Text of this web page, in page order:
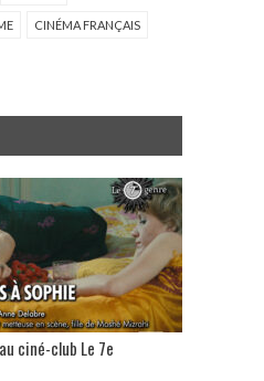
CINÉMA FRANÇAIS
au ciné-club Le 7e